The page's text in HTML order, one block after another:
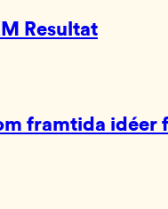
Resultat
framtida idéer